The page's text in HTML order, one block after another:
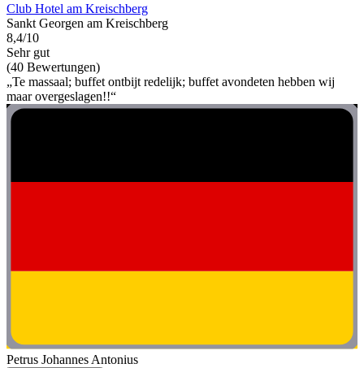
Club Hotel am Kreischberg
Sankt Georgen am Kreischberg
8,4/10
Sehr gut
(40 Bewertungen)
„Te massaal; buffet ontbijt redelijk; buffet avondeten hebben wij
maar overgeslagen!!“
Petrus Johannes Antonius